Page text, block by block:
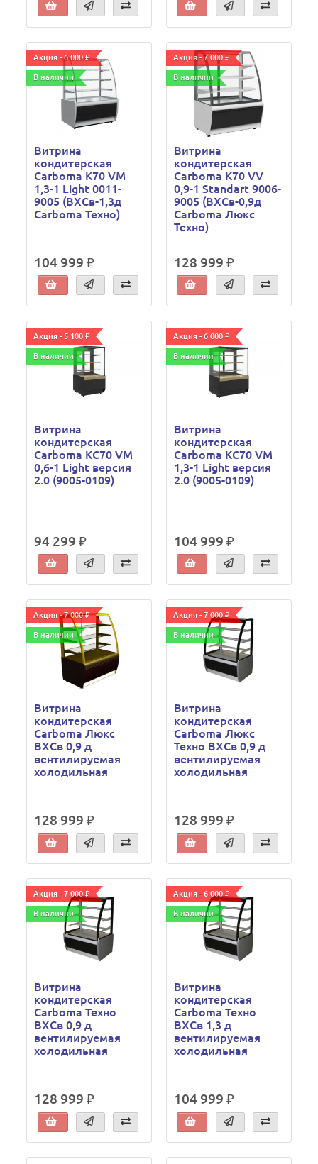
Акция - 6 000 ₽
В наличии
Витрина
кондитерская
Carboma K70 VM
1,3-1 Light 0011-
9005 (ВХСв-1,3д
Сarboma Техно)
104 999 ₽
Акция - 7 000 ₽
В наличии
Витрина
кондитерская
Carboma K70 VV
0,9-1 Standart 9006-
9005 (ВХСв-0,9д
Carboma Люкс
Техно)
128 999 ₽
Акция - 5 100 ₽
В наличии
Витрина
кондитерская
Carboma KC70 VM
0,6-1 Light версия
2.0 (9005-0109)
94 299 ₽
Акция - 6 000 ₽
В наличии
Витрина
кондитерская
Carboma KC70 VM
1,3-1 Light версия
2.0 (9005-0109)
104 999 ₽
Акция - 7 000 ₽
В наличии
Витрина
кондитерская
Carboma Люкс
ВХСв 0,9 д
вентилируемая
холодильная
128 999 ₽
Акция - 7 000 ₽
В наличии
Витрина
кондитерская
Carboma Люкс
Техно ВХСв 0,9 д
вентилируемая
холодильная
128 999 ₽
Акция - 7 000 ₽
В наличии
Витрина
кондитерская
Carboma Техно
ВХСв 0,9 д
вентилируемая
холодильная
128 999 ₽
Акция - 6 000 ₽
В наличии
Витрина
кондитерская
Carboma Техно
ВХСв 1,3 д
вентилируемая
холодильная
104 999 ₽